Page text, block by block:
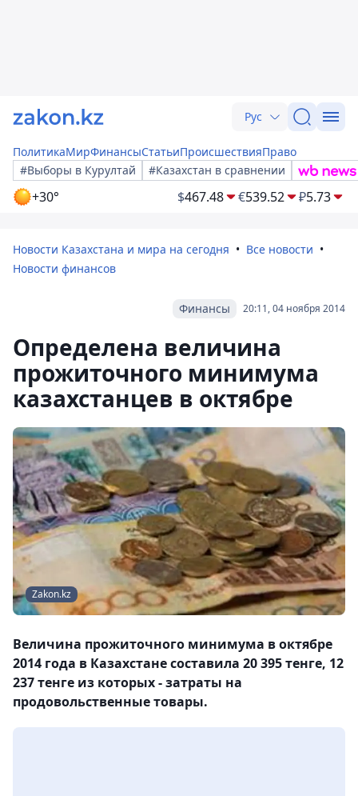
Рус
ПолитикаМирФинансыСтатьиПроисшествияПраво
#Выборы в Курултай
#Казахстан в сравнении
+30° $467.48 €539.52 ₽5.73
Новости Казахстана и мира на сегодня
Все новости
Новости финансов
20:11, 04 ноября 2014
Финансы
Определена величина
прожиточного минимума
казахстанцев в октябре
Zakon.kz
Величина прожиточного минимума в октябре
2014 года в Казахстане составила 20 395 тенге, 12
237 тенге из которых - затраты на
продовольственные товары.